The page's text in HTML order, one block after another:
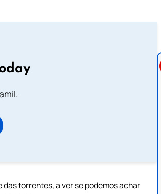
das torrentes, a ver se podemos achar